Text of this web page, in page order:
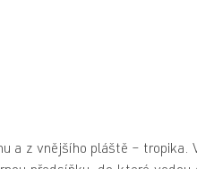
a z vnějšího pláště – tropika.